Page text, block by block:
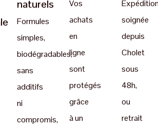
naturels
Formules
simples,
biodégradables,
sans
additifs
ni
compromis,
Vos
achats
en
ligne
sont
protégés
grâce
à un
soignée
depuis
Cholet
sous
48h,
ou
retrait